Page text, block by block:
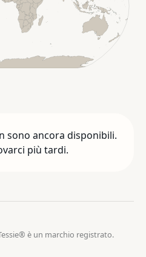
sono ancora disponibili.
più tardi.
è un marchio registrato.